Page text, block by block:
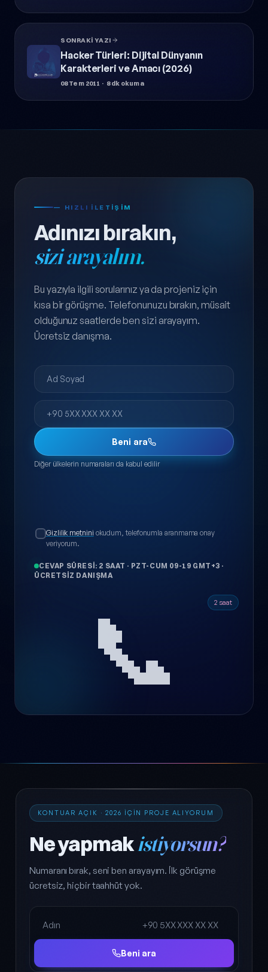
SONRAKI YAZI
Hacker Türleri: Dijital Dünyanın
Karakterleri ve Amacı (2026)
08 Tem 2011 · 8 dk okuma
— HIZLI ILETIŞIM
Adınızı bırakın,
sizi arayalım.
Bu yazıyla ilgili sorularınız ya da projeniz için
kısa bir görüşme. Telefonunuzu bırakın, müsait
olduğunuz saatlerde ben sizi arayayım.
Ücretsiz danışma.
Ad Soyad
Telefon
Beni ara
Diğer ülkelerin numaraları da kabul edilir
Gizlilik metnini okudum, telefonumla aranmama onay
veriyorum.
CEVAP SÜRESI: 2 SAAT · PZT-CUM 09-19 GMT+3 ·
ÜCRETSIZ DANIŞMA
📞 2 saat
KONTUAR AÇIK · 2026 IÇIN PROJE ALIYORUM
Ne yapmakistiyorsun?
Numaranı bırak, seni ben arayayım. İlk görüşme
ücretsiz, hiçbir taahhüt yok.
Ad Soyad
Telefon
Beni ara